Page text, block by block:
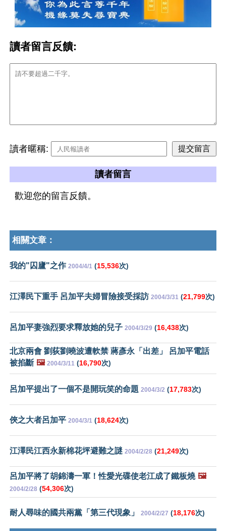
讀者留言反饋:
讀者暱稱:
讀者留言
歡迎您的留言反饋。
相關文章：
我的"囚廬"之作 2004/4/1 (15,536次)
江澤民下重手 呂加平夫婦冒險接受採訪 2004/3/31 (21,799次)
呂加平妻強烈要求釋放她的兒子 2004/3/29 (16,438次)
北京兩會 劉荻劉曉波遭軟禁 蔣彥永「出差」 呂加平電話
被掐斷 🖼️ 2004/3/11 (16,790次)
呂加平提出了一個不是開玩笑的命題 2004/3/2 (17,783次)
俠之大者呂加平 2004/3/1 (18,624次)
江澤民江西永新棉花坪避難之謎 2004/2/28 (21,249次)
呂加平將了胡錦濤一軍！性愛光碟使老江成了鐵板燒 🖼️
2004/2/28 (54,306次)
耐人尋味的國共兩黨「第三代現象」 2004/2/27 (18,176次)